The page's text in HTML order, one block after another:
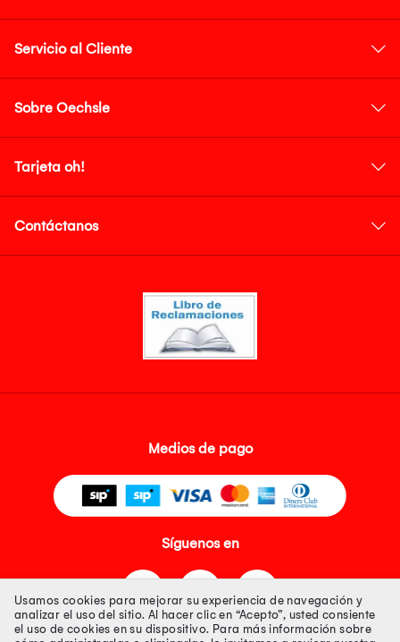
Servicio al Cliente
Sobre Oechsle
Tarjeta oh!
Contáctanos
Medios de pago
Síguenos en
Usamos cookies para mejorar su experiencia de navegación y
analizar el uso del sitio. Al hacer clic en “Acepto”, usted consiente
el uso de cookies en su dispositivo. Para más información sobre